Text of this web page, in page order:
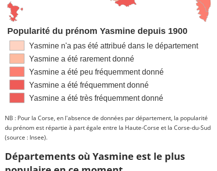
Popularité du prénom Yasmine depuis 1900
Yasmine n'a pas été attribué dans le département
Yasmine a été rarement donné
Yasmine a été peu fréquemment donné
Yasmine a été fréquemment donné
Yasmine a été très fréquemment donné
NB : Pour la Corse, en l'absence de données par département, la popularité
du prénom est répartie à part égale entre la Haute-Corse et la Corse-du-Sud
(source : Insee).
Départements où Yasmine est le plus